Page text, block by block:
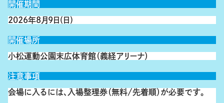
開催期間
2026年8月9日(日)
開催場所
小松運動公園末広体育館（義経アリーナ）
注意事項
会場に入るには、入場整理券（無料/先着順）が必要です。